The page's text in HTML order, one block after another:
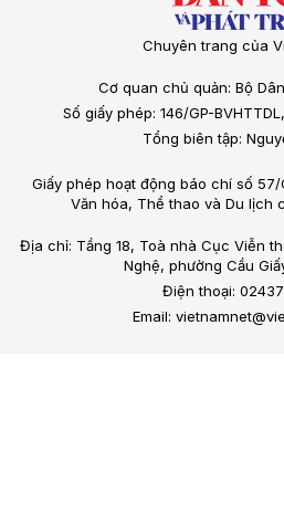
Chuyên trang của
Cơ quan chủ quản: Bộ
Số giấy phép: 146/GP-
Tổng biên tập:
Giấy phép hoạt động báo chí số
Văn hóa, Thể thao và Du lịch
Địa chỉ: Tầng 18, Toà nhà Cục Viễn
Nghệ, phường Cầu
Điện thoại:
Email: